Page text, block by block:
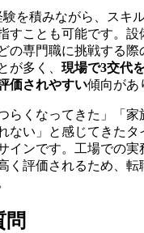
を積みながら、スキ
すことも可能です。設
の専門職に挑戦する際
が多く、 現場で3交代
価されやすい傾向があ
らくなってきた」「家
ない」と感じてきた
インです。工場での実
く評価されるため、転
問